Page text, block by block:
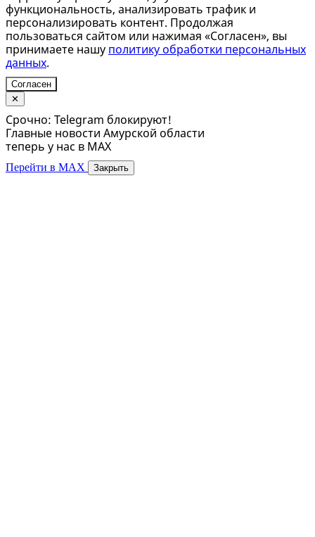
функциональность, анализировать трафик и
персонализировать контент. Продолжая
пользоваться сайтом или нажимая «Согласен», вы
принимаете нашу политику обработки персональных
данных.
Согласен
✕
Срочно: Telegram блокируют!
Главные новости Амурской области
теперь у нас в MAX
Перейти в MAX Закрыть